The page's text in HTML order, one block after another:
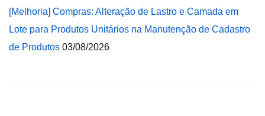
[Melhoria] Compras: Alteração de Lastro e Camada em
Lote para Produtos Unitários na Manutenção de Cadastro
de Produtos 03/08/2026